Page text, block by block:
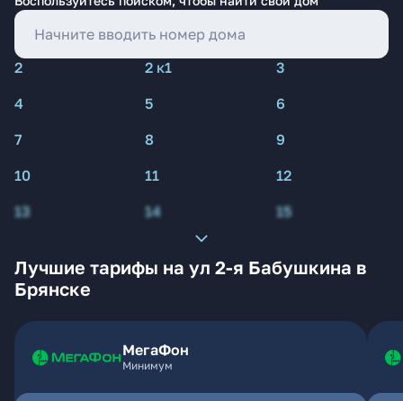
2 2 к1
3
4
5
6
7
8
9
10
11
12
13
14 15
Лучшие тарифы на ул 2-я Бабушкина в
Брянске
МегаФон
Минимум